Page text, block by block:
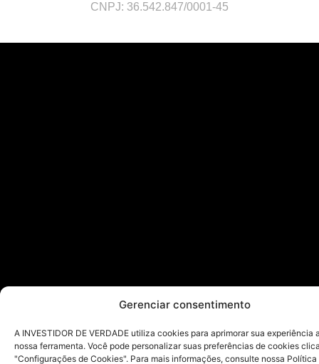
Gerenciar consentimento
A INVESTIDOR DE VERDADE utiliza cookies para aprimorar sua experiência
nossa ferramenta. Você pode personalizar suas preferências de cookies
"Configurações de Cookies". Para mais informações, consulte nossa Política
CNPJ: 36.542.847/0001-45